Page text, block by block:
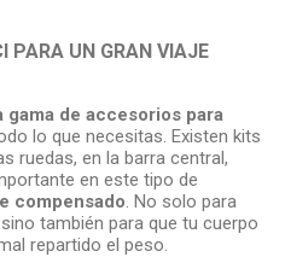
PARA UN GRAN VIAJE
gama de accesorios para
lo que necesitas. Existen kits
ruedas, en la barra central,
en este tipo de
compensado . No solo para
también para que tu cuerpo
repartido el peso.